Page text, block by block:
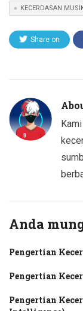
KECERDASAN
Share on
Anda
Pengertian
Pengertian
Pengertian